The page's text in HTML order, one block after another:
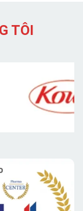
TÔI